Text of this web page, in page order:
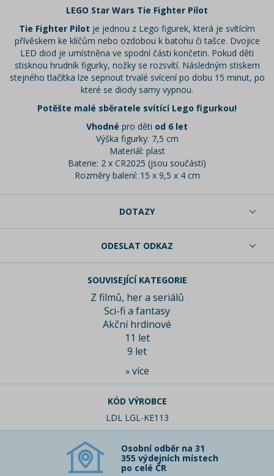
LEGO Star Wars Tie Fighter Pilot
Tie Fighter Pilot je jednou z Lego figurek, která je svítícím
přívěskem ke klíčům nebo ozdobou k batohu či tašce. Dvojice
LED diod je umístněna ve spodní části končetin. Pokud děti
stisknou hrudník figurky, nožky se rozsvítí. Následným stiskem
stejného tlačítka lze sepnout trvalé svícení po dobu 15 minut, po
které se diody samy vypnou.
Potěšte malé sběratele svítící Lego figurkou!
Vhodné pro děti od 6 let
Výška figurky: 7,5 cm
Materiál: plast
Baterie: 2 x CR2025 (jsou součástí)
Rozměry balení: 15 x 9,5 x 4 cm
DOTAZY
ODESLAT ODKAZ
SOUVISEJÍCÍ KATEGORIE
Z filmů, her a seriálů
Sci-fi a fantasy
Akční hrdinové
11 let
9 let
» více
KÓD VÝROBCE
LDL LGL-KE113
Osobní odběr na 31
355 výdejních místech
po celé ČR